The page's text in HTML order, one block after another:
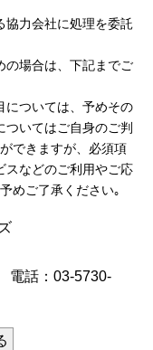
協力会社に処理を委託
の場合は、下記までご
については、予めその
ついてはご自身のご判
できますが、必須項
スなどのご利用やご応
めご了承ください｡
話：03-5730-